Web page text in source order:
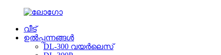
വീട്
ഉൽപ്പന്നങ്ങൾ
DL-300 വയർലെസ്